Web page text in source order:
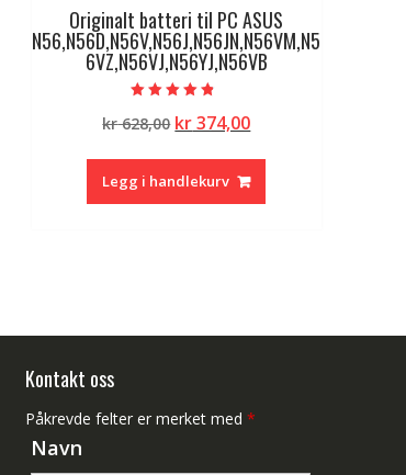
Originalt batteri til PC ASUS
N56,N56D,N56V,N56J,N56JN,N56VM,N5
6VZ,N56VJ,N56YJ,N56VB
4.50
av 5
kr628,00 Opprinnelig
var:
kr 628,00.
kr374,00Nåværende
kr 374,00.
Legg i handlekurv
Kontakt oss
Påkrevde felter er merket med *
Navn